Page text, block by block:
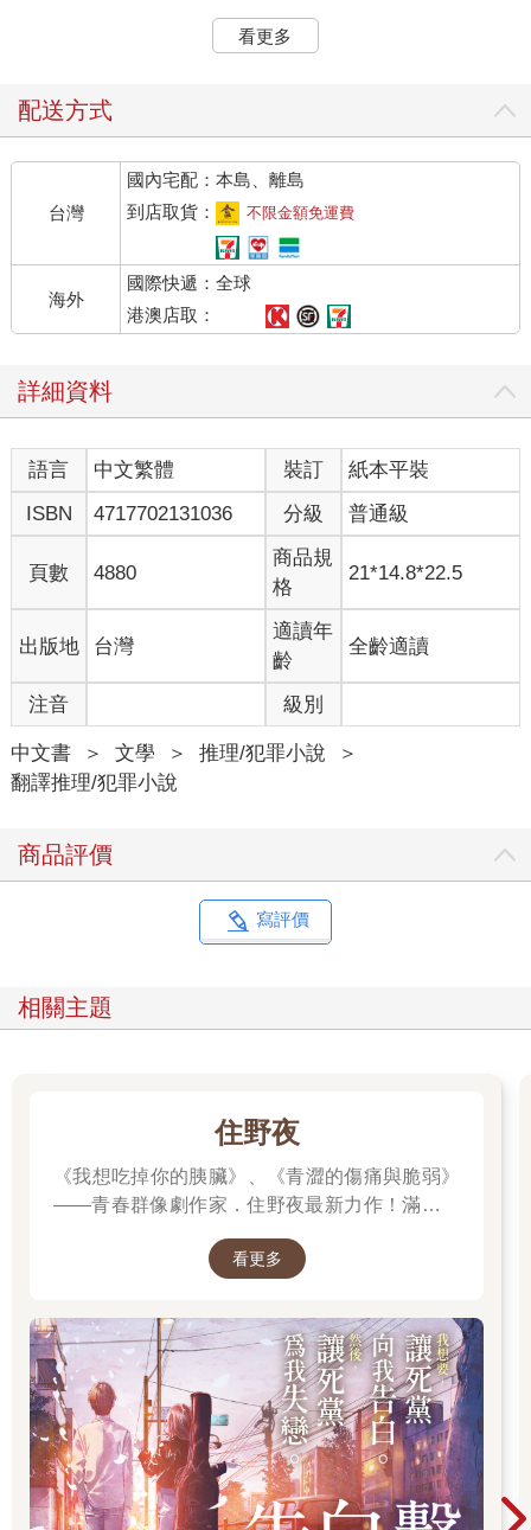
時也意識自己內心的不安恐懼被悲傷所取代，但就連悲傷最後也
她安靜的躺著，等待身體自行放棄。然而當廣播響起刺耳的
於他人的意願之下。
「梅瑞特。」一道女性的聲音沒有任何預兆開始說話：「妳
現在會拿到一個塑膠桶。對面角落的閘門會在喀嚓聲後打開，我
們看到妳發現它了。」
她預期他們會打開燈緊閉著雙眼，擔心突如其來的光線會對
身體造成觸電般的反應，甚至對神經末稍造成衝擊，然而燈光並
「妳聽見了嗎？」聲音又說。
她點頭深深吐氣，如今梅瑞特才察覺到自己有多冷，原來長
時間沒有進食消耗了體內的脂肪後是這種感覺，還有她是多麼脆
弱。
「回答我！」
「是、是，我聽到了，你是誰？」她看向眼前的黑暗。
「聽到喀嚓聲後立刻走到對面的閘門，不要嘗試爬出來，這
行不通。第二個桶子會緊接在第一個桶子後出現，其中有一個是
馬桶，讓妳用來解決生理之需，另一個則裝著水和一些食物。我
們每天會打開閘門把舊桶子換成新桶子，妳聽清楚了嗎？」
「現在第一個桶子要出來了。」
角落傳來某種裝置啟動的聲音，還有風灌進室內的嘶嘶聲。
大小的堅固容器。她把容器拉向自己，一放到地板上閘門立刻關
閉，十秒鐘之後再度打開，這次送出另一個略高一些的桶子，應
在閘門的另一頭，原來與她距離這麼近的地方還有另外一個人。
「請告訴我，我現在身在何處？」梅瑞特跪著爬到她認為是
擴音器所在的地方。「我來到這裡有多久了？」她又提高了一些
「裝食物的容器裡放著捲筒衛生紙，一週之後妳會拿到一捲
桶前記得先把方形桶拿出來，這個空間沒有排水溝，所以你在清
洗時要特別小心。」
梅瑞特繃緊脖子的肌肉，淚水隨著高漲的憤怒情緒而潰堤，
唇瓣不停顫動。「我必須在黑暗中……一直坐下去？」她啜泣著
說：「能不能把燈打開？只要一會兒就好，拜託！」
她聽到一聲喀嚓聲，一縷微風掠過身體，然後閘門再度關
看更多
配送方式
台灣
國內宅配：本島、離島
到店取貨：
不限金額免運費
海外
國際快遞：全球
港澳店取：
詳細資料
語言 中文繁體 裝訂
紙本平裝
ISBN
4717702131036 分級 普通級
頁數 4880
商品規
格
21*14.8*22.5
出版地 台灣
適讀年
齡
全齡適讀
注音 級別
中文書 ＞ 文學 ＞ 推理/犯罪小說
＞
翻譯推理/犯罪小說
商品評價
寫評價
相關主題
住野夜
《我想吃掉你的胰臟》、《青澀的傷痛與脆弱》
——青春群像劇作家．住野夜最新力作！滿是錯
「重啟」小說！我想要，讓死黨向我告白。然
看更多